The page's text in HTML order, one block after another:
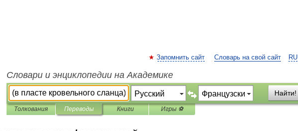
RU
Запомнить сайт Словарь на свой сайт
Словари и энциклопедии на Академике
Найти!
Толкования Переводы Книги Игры ⚽